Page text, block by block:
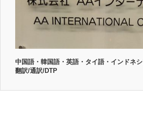
中国語・韓国語・英語・タイ語・インドネ
翻訳/通訳/DTP